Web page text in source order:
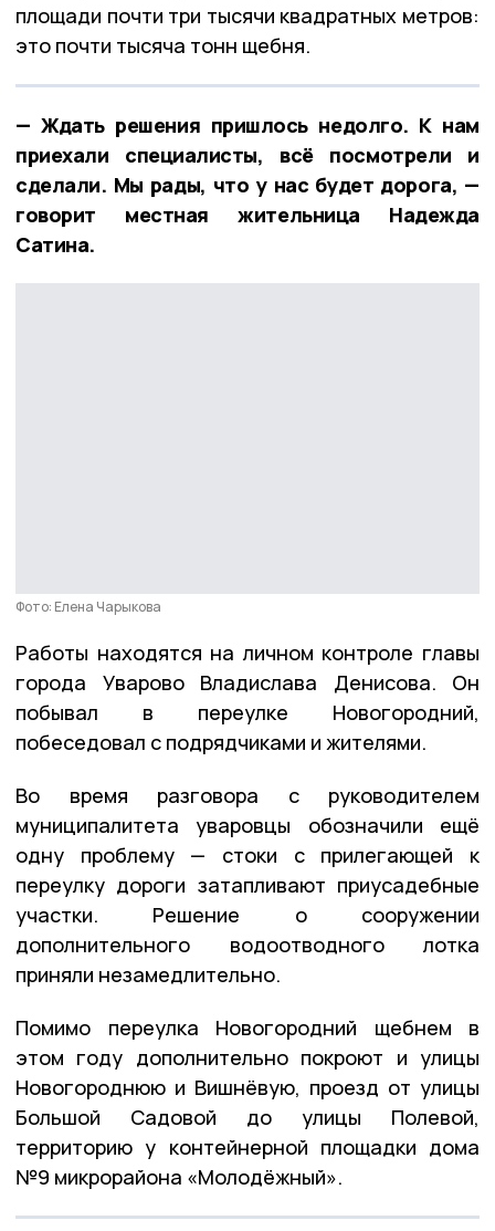
площади почти три тысячи квадратных метров:
это почти тысяча тонн щебня.
— Ждать решения пришлось недолго. К нам
приехали специалисты, всё посмотрели и
сделали. Мы рады, что у нас будет дорога, —
говорит местная жительница Надежда
Сатина.
Фото: Елена Чарыкова
Работы находятся на личном контроле главы
города Уварово Владислава Денисова. Он
побывал в переулке Новогородний,
побеседовал с подрядчиками и жителями.
Во время разговора с руководителем
муниципалитета уваровцы обозначили ещё
одну проблему — стоки с прилегающей к
переулку дороги затапливают приусадебные
участки. Решение о сооружении
дополнительного водоотводного лотка
приняли незамедлительно.
Помимо переулка Новогородний щебнем в
этом году дополнительно покроют и улицы
Новогороднюю и Вишнёвую, проезд от улицы
Большой Садовой до улицы Полевой,
территорию у контейнерной площадки дома
№9 микрорайона «Молодёжный».